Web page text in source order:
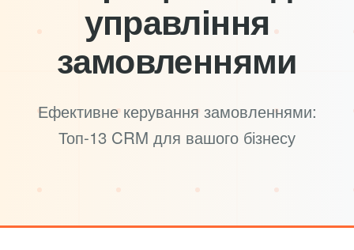
управління
замовленнями
Ефективне керування замовленнями:
Топ-13 CRM для вашого бізнесу